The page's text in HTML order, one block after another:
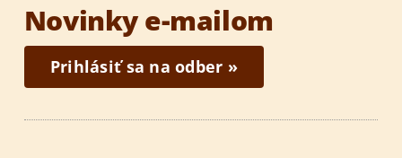
Novinky e-mailom
Prihlásiť sa na odber »